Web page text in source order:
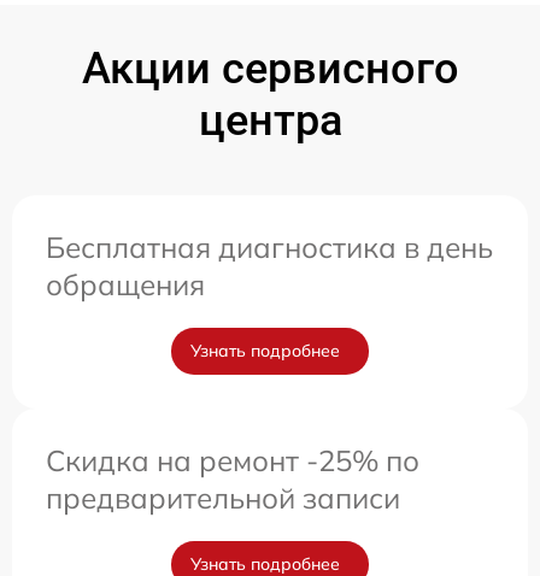
Акции сервисного
центра
Бесплатная диагностика в день
обращения
Узнать подробнее
Скидка на ремонт -25% по
предварительной записи
Узнать подробнее